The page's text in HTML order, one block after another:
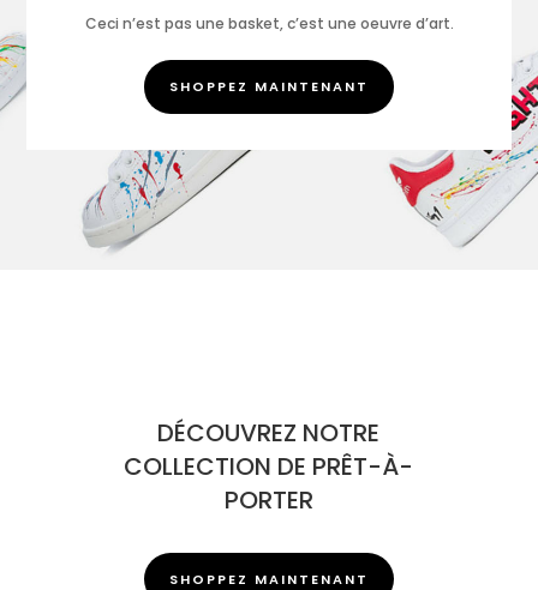
Ceci n’est pas une basket, c’est une oeuvre d’art.
SHOPPEZ MAINTENANT
DÉCOUVREZ NOTRE
COLLECTION DE PRÊT-À-
PORTER
SHOPPEZ MAINTENANT